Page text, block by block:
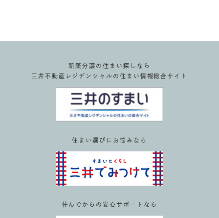
新築分譲の住まい探しなら
三井不動産レジデンシャルの住まい情報総合サイト
住まい選びにお悩みなら
住んでからの安心サポートなら